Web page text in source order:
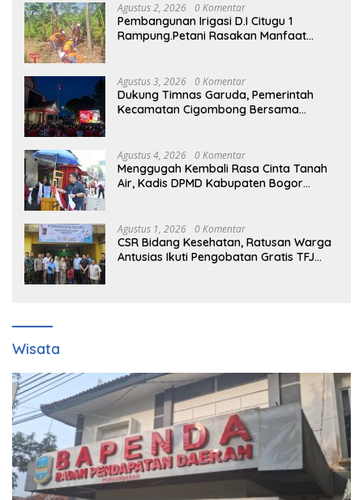
Agustus 2, 2026 0 Komentar
Pembangunan Irigasi D.I Citugu 1
Rampung.Petani Rasakan Manfaat
Agustus 3, 2026 0 Komentar
Dukung Timnas Garuda, Pemerintah
Kecamatan Cigombong Bersama
Agustus 4, 2026 0 Komentar
Menggugah Kembali Rasa Cinta Tanah
Air, Kadis DPMD Kabupaten Bogor
Masyarakat Dan Pengguna Jalan.
Agustus 1, 2026 0 Komentar
CSR Bidang Kesehatan, Ratusan Warga
Antusias Ikuti Pengobatan Gratis TFJ
Wisata